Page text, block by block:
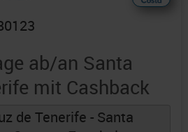
ab/an Santa
mit Cashback
de Tenerife - Santa